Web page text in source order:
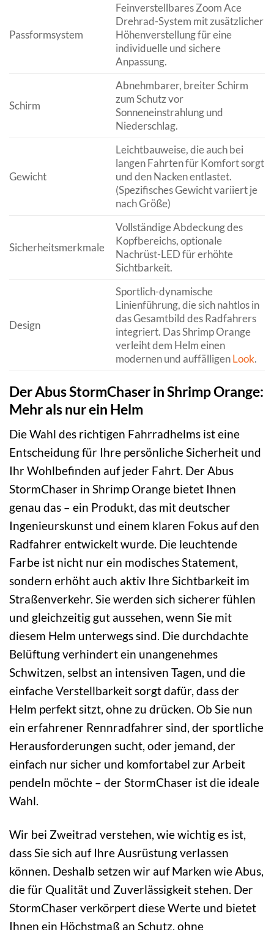
Passformsystem
Feinverstellbares Zoom Ace
Drehrad-System mit zusätzlicher
Höhenverstellung für eine
individuelle und sichere
Anpassung.
Schirm
Abnehmbarer, breiter Schirm
zum Schutz vor
Sonneneinstrahlung und
Niederschlag.
Gewicht
Leichtbauweise, die auch bei
langen Fahrten für Komfort sorgt
und den Nacken entlastet.
(Spezifisches Gewicht variiert je
nach Größe)
Sicherheitsmerkmale
Vollständige Abdeckung des
Kopfbereichs, optionale
Nachrüst-LED für erhöhte
Sichtbarkeit.
Design
Sportlich-dynamische
Linienführung, die sich nahtlos in
das Gesamtbild des Radfahrers
integriert. Das Shrimp Orange
verleiht dem Helm einen
modernen und auffälligenLook.
Der Abus StormChaser in Shrimp Orange:
Mehr als nur ein Helm
Die Wahl des richtigen Fahrradhelms ist eine
Entscheidung für Ihre persönliche Sicherheit und
Ihr Wohlbefinden auf jeder Fahrt. Der Abus
StormChaser in Shrimp Orange bietet Ihnen
genau das – ein Produkt, das mit deutscher
Ingenieurskunst und einem klaren Fokus auf den
Radfahrer entwickelt wurde. Die leuchtende
Farbe ist nicht nur ein modisches Statement,
sondern erhöht auch aktiv Ihre Sichtbarkeit im
Straßenverkehr. Sie werden sich sicherer fühlen
und gleichzeitig gut aussehen, wenn Sie mit
diesem Helm unterwegs sind. Die durchdachte
Belüftung verhindert ein unangenehmes
Schwitzen, selbst an intensiven Tagen, und die
einfache Verstellbarkeit sorgt dafür, dass der
Helm perfekt sitzt, ohne zu drücken. Ob Sie nun
ein erfahrener Rennradfahrer sind, der sportliche
Herausforderungen sucht, oder jemand, der
einfach nur sicher und komfortabel zur Arbeit
pendeln möchte – der StormChaser ist die ideale
Wahl.
Wir bei Zweitrad verstehen, wie wichtig es ist,
dass Sie sich auf Ihre Ausrüstung verlassen
können. Deshalb setzen wir auf Marken wie Abus,
die für Qualität und Zuverlässigkeit stehen. Der
StormChaser verkörpert diese Werte und bietet
Ihnen ein Höchstmaß an Schutz, ohne